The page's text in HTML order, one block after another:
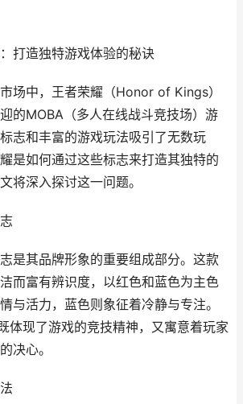
打造独特游戏体验的秘诀
场中，王者荣耀（Honor of Kings）
的MOBA（多人在线战斗竞技场）游
志和丰富的游戏玩法吸引了无数玩
是如何通过这些标志来打造其独特的
将深入探讨这一问题。
是其品牌形象的重要组成部分。这款
而富有辨识度，以红色和蓝色为主色
与活力，蓝色则象征着冷静与专注。
体现了游戏的竞技精神，又寓意着玩家
决心。